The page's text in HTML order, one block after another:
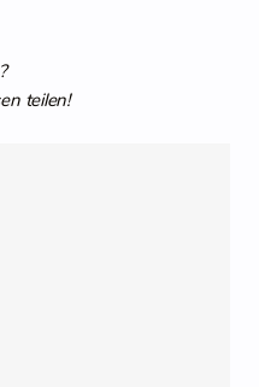
teilen!